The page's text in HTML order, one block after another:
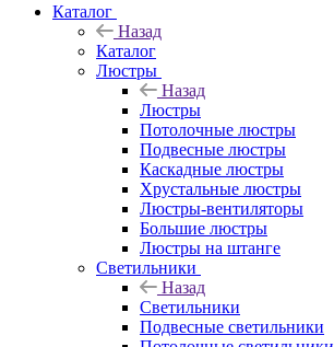
Каталог
Назад
Каталог
Люстры
Назад
Люстры
Потолочные люстры
Подвесные люстры
Каскадные люстры
Хрустальные люстры
Люстры-вентиляторы
Большие люстры
Люстры на штанге
Светильники
Назад
Светильники
Подвесные светильники